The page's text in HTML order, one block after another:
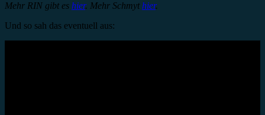
Mehr RIN gibt es hier. Mehr Schmythier.
Und so sah das eventuell aus: